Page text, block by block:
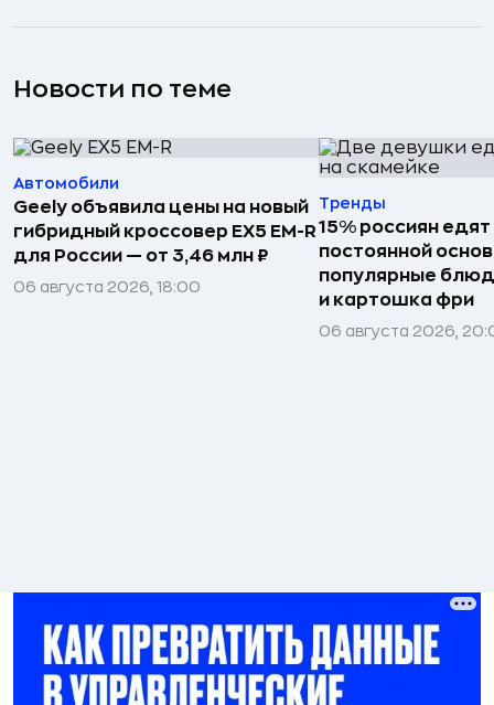
Новости по теме
Автомобили
Geely объявила цены на новый
гибридный кроссовер EX5 EM-R
для России — от 3,46 млн ₽
06 августа 2026, 18:00
Тренды
15% россиян
постоянной
популярные
и картошка фри
06 августа 2026,